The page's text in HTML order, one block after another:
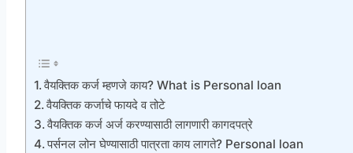
वैयक्तिक कर्ज म्हणजे काय? What is Personal loan
वैयक्तिक कर्जाचे फायदे व तोटे
वैयक्तिक कर्ज अर्ज करण्यासाठी लागणारी कागदपत्रे
पर्सनल लोन घेण्यासाठी पात्रता काय लागते? Personal loan